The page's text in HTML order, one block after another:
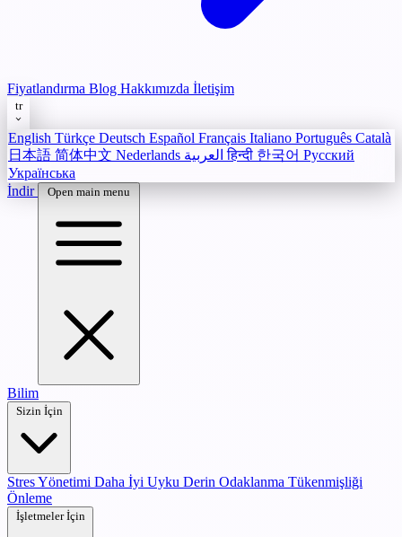
Fiyatlandırma Blog Hakkımızda İletişim
tr
English Türkçe Deutsch Español Français Italiano Português Català
日本語 简体中文 Nederlands العربيةहिन्दी 한국어 Русский
Українська
İndir
Open main menu
Bilim
Sizin İçin
Stres Yönetimi Daha İyi Uyku Derin Odaklanma Tükenmişliği
Önleme
İşletmeler İçin